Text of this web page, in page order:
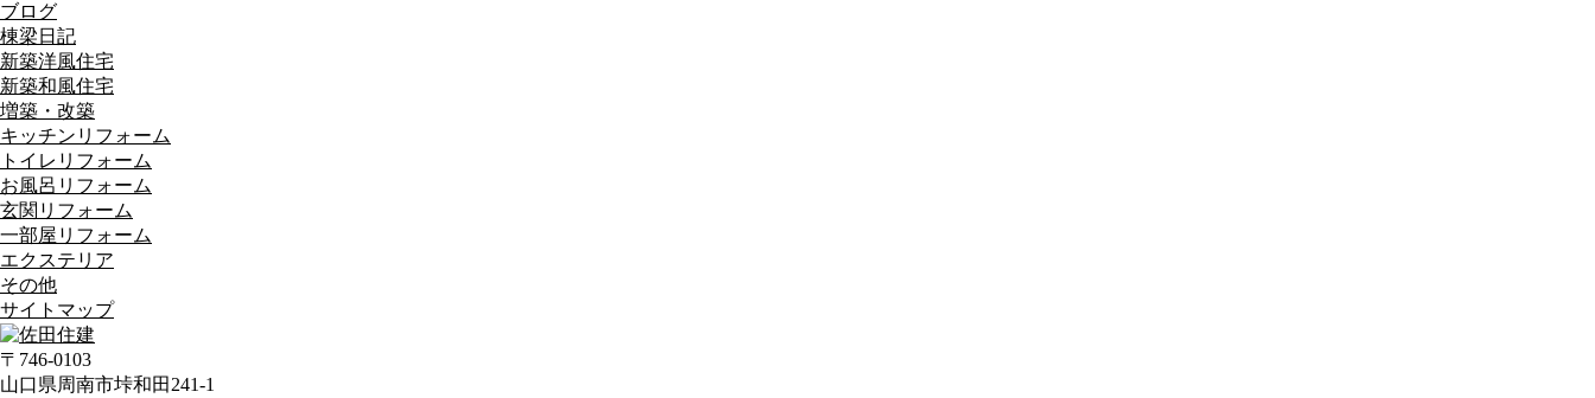
ブログ
棟梁日記
新築洋風住宅
新築和風住宅
増築・改築
キッチンリフォーム
トイレリフォーム
お風呂リフォーム
玄関リフォーム
一部屋リフォーム
エクステリア
その他
サイトマップ
〒746-0103
山口県周南市垰和田241-1